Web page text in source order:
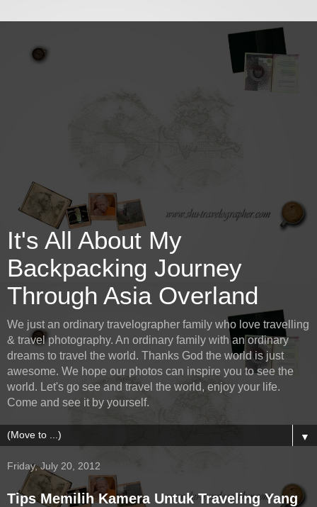
It's All About My
Backpacking Journey
Through Asia Overland
We just an ordinary travelographer family who love travelling
& travel photography. An ordinary family with an ordinary
dreams to travel the world. Thanks God the world is just
awesome. We hope our photos can inspire you to see the
world. Let's go see and travel the world, enjoy your life.
Come and see it by yourself.
▼
Friday, July 20, 2012
Tips Memilih Kamera Untuk Traveling Yang